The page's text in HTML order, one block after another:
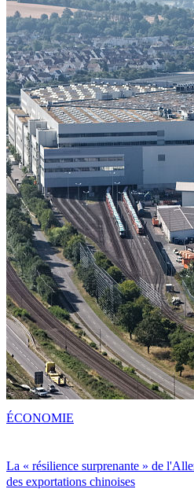
La « résilience surprenante » de
des exportations chinoises
ÉCONOMIE